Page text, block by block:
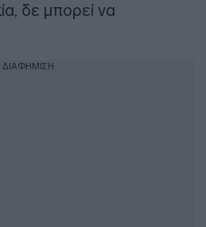
δε μπορεί να
ΔΙΑΦΗΜΙΣΗ